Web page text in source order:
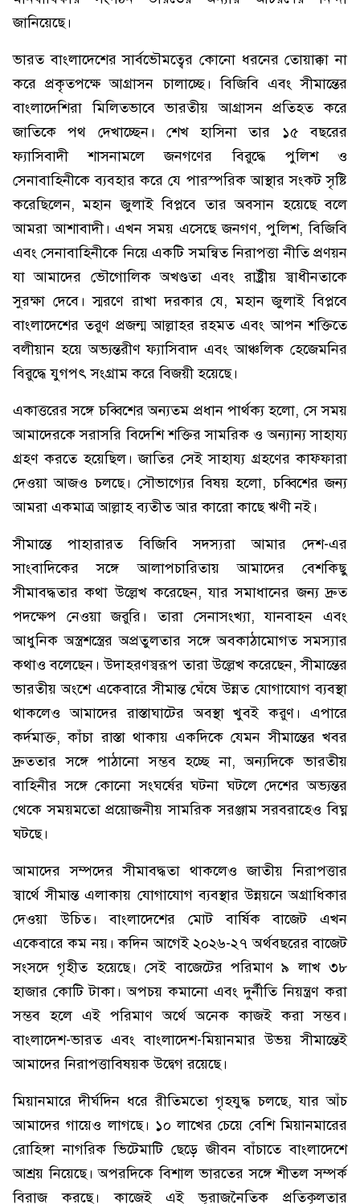
জানিয়েছে।
ভারত বাংলাদেশের সার্বভৌমত্বের কোনো ধরনের তোয়াক্কা না
করে প্রকৃতপক্ষে আগ্রাসন চালাচ্ছে। বিজিবি এবং সীমান্তের
বাংলাদেশিরা মিলিতভাবে ভারতীয় আগ্রাসন প্রতিহত করে
জাতিকে পথ দেখাচ্ছেন। শেখ হাসিনা তার ১৫ বছরের
ফ্যাসিবাদী শাসনামলে জনগণের বিরুদ্ধে পুলিশ ও
সেনাবাহিনীকে ব্যবহার করে যে পারস্পরিক আস্থার সংকট সৃষ্টি
করেছিলেন, মহান জুলাই বিপ্লবে তার অবসান হয়েছে বলে
আমরা আশাবাদী। এখন সময় এসেছে জনগণ, পুলিশ, বিজিবি
এবং সেনাবাহিনীকে নিয়ে একটি সমন্বিত নিরাপত্তা নীতি প্রণয়ন
যা আমাদের ভৌগোলিক অখণ্ডতা এবং রাষ্ট্রীয় স্বাধীনতাকে
সুরক্ষা দেবে। স্মরণে রাখা দরকার যে, মহান জুলাই বিপ্লবে
বাংলাদেশের তরুণ প্রজন্ম আল্লাহর রহমত এবং আপন শক্তিতে
বলীয়ান হয়ে অভ্যন্তরীণ ফ্যাসিবাদ এবং আঞ্চলিক হেজেমনির
বিরুদ্ধে যুগপৎ সংগ্রাম করে বিজয়ী হয়েছে।
একাত্তরের সঙ্গে চব্বিশের অন্যতম প্রধান পার্থক্য হলো, সে সময়
আমাদেরকে সরাসরি বিদেশি শক্তির সামরিক ও অন্যান্য সাহায্য
গ্রহণ করতে হয়েছিল। জাতির সেই সাহায্য গ্রহণের কাফ্ফারা
দেওয়া আজও চলছে। সৌভাগ্যের বিষয় হলো, চব্বিশের জন্য
আমরা একমাত্র আল্লাহ ব্যতীত আর কারো কাছে ঋণী নই।
সীমান্তে পাহারারত বিজিবি সদস্যরা আমার দেশ-এর
সাংবাদিকের সঙ্গে আলাপচারিতায় আমাদের বেশকিছু
সীমাবদ্ধতার কথা উল্লেখ করেছেন, যার সমাধানের জন্য দ্রুত
পদক্ষেপ নেওয়া জরুরি। তারা সেনাসংখ্যা, যানবাহন এবং
আধুনিক অস্ত্রশস্ত্রের অপ্রতুলতার সঙ্গে অবকাঠামোগত সমস্যার
কথাও বলেছেন। উদাহরণস্বরূপ তারা উল্লেখ করেছেন, সীমান্তের
ভারতীয় অংশে একেবারে সীমান্ত ঘেঁষে উন্নত যোগাযোগ ব্যবস্থা
থাকলেও আমাদের রাস্তাঘাটের অবস্থা খুবই করুণ। এপারে
কর্দমাক্ত, কাঁচা রাস্তা থাকায় একদিকে যেমন সীমান্তের খবর
দ্রুততার সঙ্গে পাঠানো সম্ভব হচ্ছে না, অন্যদিকে ভারতীয়
বাহিনীর সঙ্গে কোনো সংঘর্ষের ঘটনা ঘটলে দেশের অভ্যন্তর
থেকে সময়মতো প্রয়োজনীয় সামরিক সরঞ্জাম সরবরাহেও বিঘ্ন
ঘটছে।
আমাদের সম্পদের সীমাবদ্ধতা থাকলেও জাতীয় নিরাপত্তার
স্বার্থে সীমান্ত এলাকায় যোগাযোগ ব্যবস্থার উন্নয়নে অগ্রাধিকার
দেওয়া উচিত। বাংলাদেশের মোট বার্ষিক বাজেট এখন
একেবারে কম নয়। কদিন আগেই ২০২৬-২৭ অর্থবছরের বাজেট
সংসদে গৃহীত হয়েছে। সেই বাজেটের পরিমাণ ৯ লাখ ৩৮
হাজার কোটি টাকা। অপচয় কমানো এবং দুর্নীতি নিয়ন্ত্রণ করা
সম্ভব হলে এই পরিমাণ অর্থে অনেক কাজই করা সম্ভব।
বাংলাদেশ-ভারত এবং বাংলাদেশ-মিয়ানমার উভয় সীমান্তেই
আমাদের নিরাপত্তাবিষয়ক উদ্বেগ রয়েছে।
মিয়ানমারে দীর্ঘদিন ধরে রীতিমতো গৃহযুদ্ধ চলছে, যার আঁচ
আমাদের গায়েও লাগছে। ১০ লাখের চেয়ে বেশি মিয়ানমারের
রোহিঙ্গা নাগরিক ভিটেমাটি ছেড়ে জীবন বাঁচাতে বাংলাদেশে
আশ্রয় নিয়েছে। অপরদিকে বিশাল ভারতের সঙ্গে শীতল সম্পর্ক
বিরাজ করছে। কাজেই এই ভূরাজনৈতিক প্রতিকূলতার